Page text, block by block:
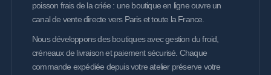
poisson frais de la criée : une boutique en ligne ouvre un
canal de vente directe vers Paris et toute la France.
Nous développons des boutiques avec gestion du froid,
créneaux de livraison et paiement sécurisé. Chaque
commande expédiée depuis votre atelier préserve votre